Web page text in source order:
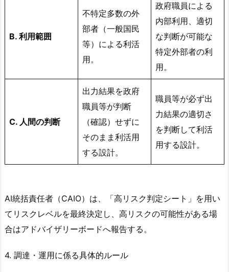
B. 利用範囲
不特定多数の外
部者（一般国民
等）による利活
用。
政府職員による
内部利用、適切
な判断が可能な
特定外部者の利
用。
C. 人間の判断
出力結果を政府
職員等が判断
（確認）せずに
そのまま利活用
する設計。
職員等が必ず出
力結果の適切さ
を判断して利活
用する設計。
AI統括責任者（CAIO）は、「高リスク判定シート」を用い
てリスクレベルを最終決定し、高リスクの可能性がある場
合はアドバイザリーボードへ報告する。
4. 調達・運用に係る具体的ルール